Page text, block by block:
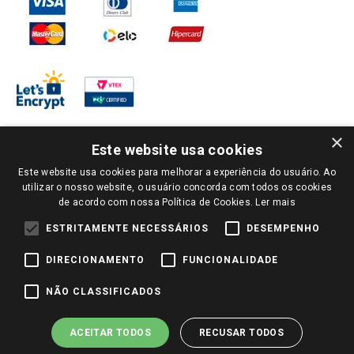
PARA VER OS PREÇOS DA SUA REGIÃO, FAÇA LOGIN E SELECIONE A LOJA DE
SUA PREFERÊNCIA. SOMENTE APÓS O LOGIN, OS PREÇOS DA SUA REGIÃO OU
LOJA SERÃO CARREGADOS.
TODOS OS PREÇOS E CONDIÇÕES COMERCIAIS DESTE SITE SÃO VÁLIDOS APENAS
PARA COMPRAS REALIZADAS NO GIASSI.COM.BR E NA LOJA SELECIONADA
PREÇOS PARA AS VENDAS ONLINE DIVULGADOS NO SITE PREVALECEM ANTE
COMUNICAÇÃO E SITES DE BUSCAS.
2022 COPYRIGHT - GIASSI SUPERMERCADOS. TODOS OS DIREITOS RESERVADOS.
×
Este website usa cookies
Este website usa cookies para melhorar a experiência do usuário. Ao
utilizar o nosso website, o usuário concorda com todos os cookies
de acordo com nossa Política de Cookies. Ler mais
ESTRITAMENTE NECESSÁRIOS DESEMPENHO
DIRECIONAMENTO FUNCIONALIDADE
NÃO CLASSIFICADOS
ACEITAR TODOS RECUSAR TODOS